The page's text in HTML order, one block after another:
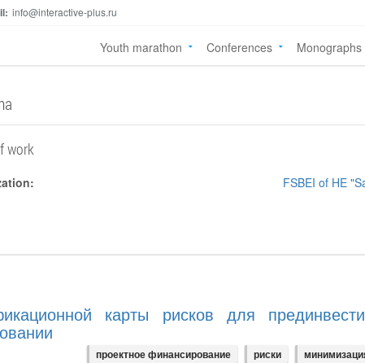
info@interactive-plus.ru
Youth marathon Conferences Monographs
work
FSBEI of HE
карты рисков для
проектное финансирование риски